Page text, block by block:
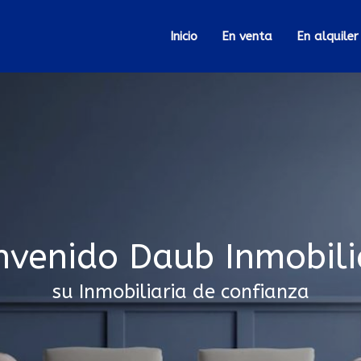
Inicio En venta En alquiler
Daub
su Inmobiliaria de confianza